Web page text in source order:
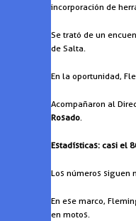
incorporación de
Se trató de un
de Salta.
En la oportunidad,
Acompañaron al
Rosado.
Estadísticas: casi el
Los números siguen
En ese marco,
en motos.